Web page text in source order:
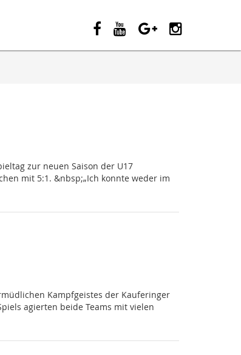
zur neuen Saison der U17
mit 5:1. &nbsp;„Ich konnte weder im
Kampfgeistes der Kauferinger
agierten beide Teams mit vielen